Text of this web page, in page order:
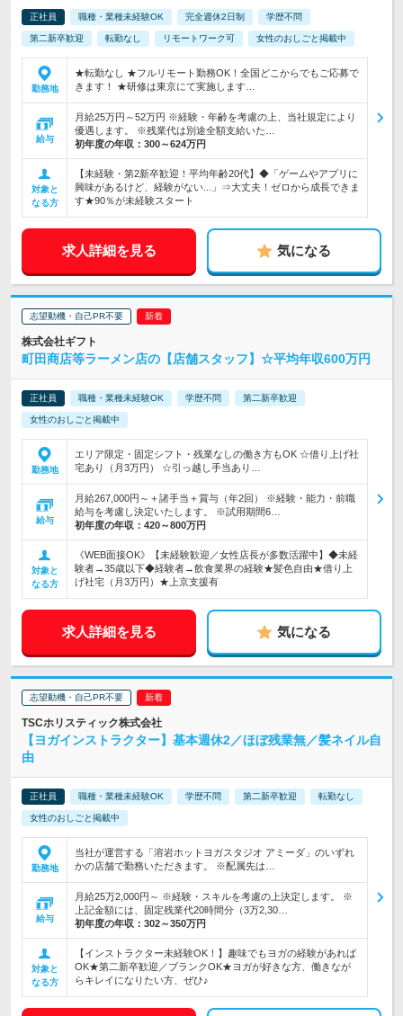
正社員 職種・業種未経験OK 完全週休2日制 学歴不問
第二新卒歓迎 転勤なし リモートワーク可 女性のおしごと掲載中
勤務地
★転勤なし ★フルリモート勤務OK！全国どこからでもご応募で
きます！ ★研修は東京にて実施します…
給与
月給25万円～52万円 ※経験・年齢を考慮の上、当社規定により
優遇します。 ※残業代は別途全額支給いた…
初年度の年収： 300～624万円
対象と
なる方
【未経験・第2新卒歓迎！平均年齢20代】◆「ゲームやアプリに
興味があるけど、経験がない...」⇒大丈夫！ゼロから成長できま
す★90％が未経験スタート
求人詳細を見る 気になる
志望動機・自己PR不要
株式会社ギフト
町田商店等ラーメン店の【店舗スタッフ】☆平均年収600万円
正社員 職種・業種未経験OK 学歴不問 第二新卒歓迎
女性のおしごと掲載中
勤務地
エリア限定・固定シフト・残業なしの働き方もOK ☆借り上げ社
宅あり（月3万円） ☆引っ越し手当あり…
給与
月給267,000円～＋諸手当＋賞与（年2回） ※経験・能力・前職
給与を考慮し決定いたします。 ※試用期間6…
初年度の年収： 420～800万円
対象と
なる方
《WEB面接OK》【未経験歓迎／女性店長が多数活躍中】◆未経
験者→35歳以下◆経験者→飲食業界の経験★髪色自由★借り上
げ社宅（月3万円）★上京支援有
求人詳細を見る 気になる
志望動機・自己PR不要
TSCホリスティック株式会社
【ヨガインストラクター】基本週休2／ほぼ残業無／髪ネイル自
由
正社員 職種・業種未経験OK 学歴不問 第二新卒歓迎 転勤なし
女性のおしごと掲載中
勤務地
当社が運営する「溶岩ホットヨガスタジオ アミーダ」のいずれ
かの店舗で勤務いただきます。 ※配属先は…
給与
月給25万2,000円～ ※経験・スキルを考慮の上決定します。 ※
上記金額には、固定残業代20時間分（3万2,30…
初年度の年収： 302～350万円
対象と
なる方
【インストラクター未経験OK！】趣味でもヨガの経験があれば
OK★第二新卒歓迎／ブランクOK★ヨガが好きな方、働きなが
らキレイになりたい方、ぜひ♪